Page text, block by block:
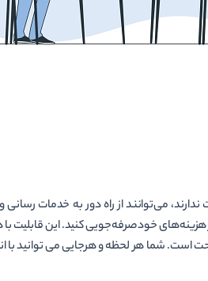
می‌توانند از راه دور به خدمات
خود صرفه‌جویی کنید. این قابلیت
است. شما هر لحظه و هرجایی می توانید با